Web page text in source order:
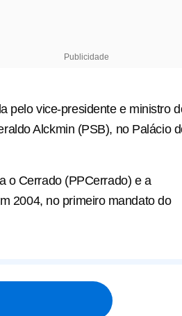
Publicidade
pelo vice-presidente e ministro
Alckmin (PSB), no Palácio
o Cerrado (PPCerrado) e a
2004, no primeiro mandato do